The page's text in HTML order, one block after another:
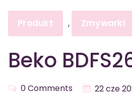
Produkt , Zmywarki
Beko
0 Comments 22 cze